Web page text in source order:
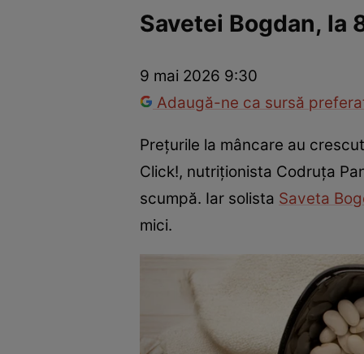
Vedete internaționaleVedete româneștiInterviurile
Savetei Bogdan, la
9 mai 2026 9:30
Adaugă-ne ca sursă
Prețurile la mâncare au
Click!, nutriționista Codruța
scumpă. Iar solista Saveta
mici.